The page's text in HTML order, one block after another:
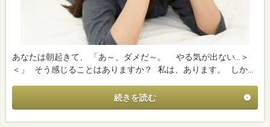
あなたは朝起きて、 「あ～、ダメだ～。 やる気が出ない…＞
＜」 そう感じることはありますか？ 私は、あります。 しか…
続きを読む